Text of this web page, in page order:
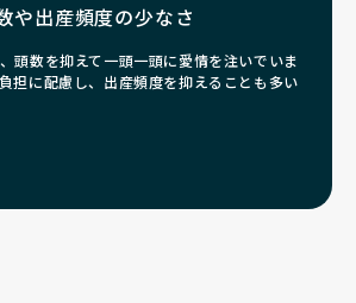
や出産頻度の少なさ
頭数を抑えて一頭一頭に愛情を注いでいま
担に配慮し、出産頻度を抑えることも多い